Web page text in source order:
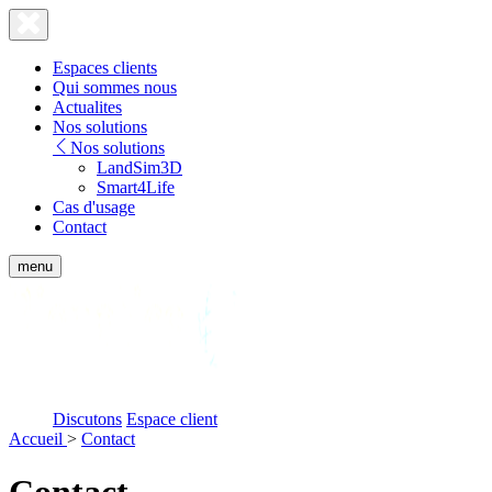
le
Lien
page
Espaces clients
Qui sommes nous
Actualites
Nos solutions
Nos solutions
LandSim3D
Smart4Life
Cas d'usage
Contact
Afficher
le
menu
Discutons Espace client
Accueil > Contact